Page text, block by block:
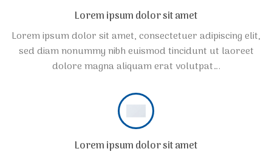
Lorem ipsum dolor sit amet
Lorem ipsum dolor sit amet, consectetuer adipiscing elit,
sed diam nonummy nibh euismod tincidunt ut laoreet
dolore magna aliquam erat volutpat….
Lorem ipsum dolor sit amet